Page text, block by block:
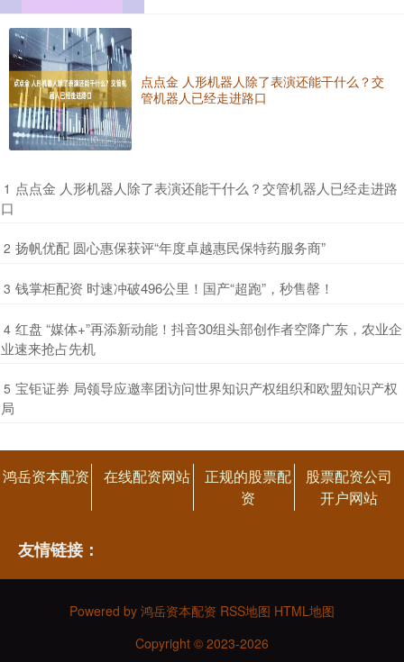
点点金 人形机器人除了表演还能干什么？交
管机器人已经走进路口
1 ​点点金 人形机器人除了表演还能干什么？交管机器人已经走进路
口
2 ​扬帆优配 圆心惠保获评“年度卓越惠民保特药服务商”
3 ​钱掌柜配资 时速冲破496公里！国产“超跑”，秒售罄！
4 ​红盘 “媒体+”再添新动能！抖音30组头部创作者空降广东，农业企
业速来抢占先机
5 ​宝钜证券 局领导应邀率团访问世界知识产权组织和欧盟知识产权
局
鸿岳资本配资 在线配资网站
正规的股票配
资
股票配资公司
开户网站
友情链接：
Powered by 鸿岳资本配资 RSS地图 HTML地图
Copyright © 2023-2026